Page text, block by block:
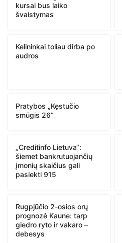
kursai bus laiko
švaistymas
Kelininkai toliau dirba po
audros
Pratybos „Kęstučio
smūgis 26“
„Creditinfo Lietuva“:
šiemet bankrutuojančių
įmonių skaičius gali
pasiekti 915
Rugpjūčio 2-osios orų
prognozė Kaune: tarp
giedro ryto ir vakaro –
debesys